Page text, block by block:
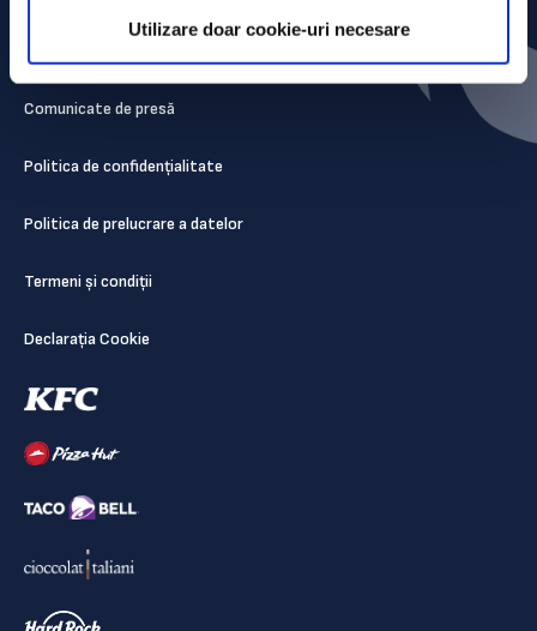
Utilizare doar cookie-uri necesare
Comunicate de presă
Politica de confidențialitate
Politica de prelucrare a datelor
Termeni și condiții
Declarația Cookie